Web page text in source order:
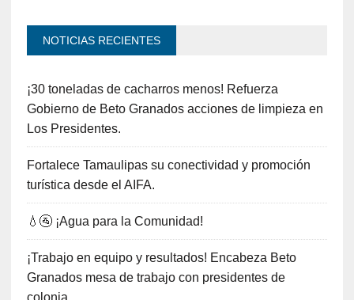
NOTICIAS RECIENTES
¡30 toneladas de cacharros menos! Refuerza
Gobierno de Beto Granados acciones de limpieza en
Los Presidentes.
Fortalece Tamaulipas su conectividad y promoción
turística desde el AIFA.
💧🚰 ¡Agua para la Comunidad!
¡Trabajo en equipo y resultados! Encabeza Beto
Granados mesa de trabajo con presidentes de